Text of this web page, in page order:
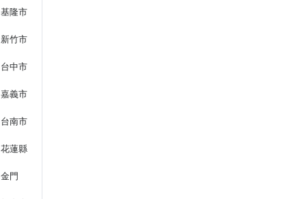
基隆市
新竹市
台中市
嘉義市
台南市
花蓮縣
金門